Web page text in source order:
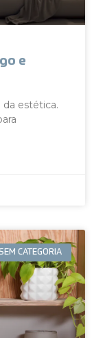
e
da estética.
CATEGORIA